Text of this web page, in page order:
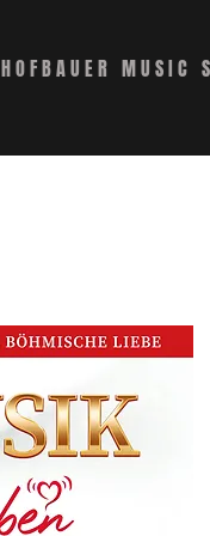
HOFBAUER MUSIC